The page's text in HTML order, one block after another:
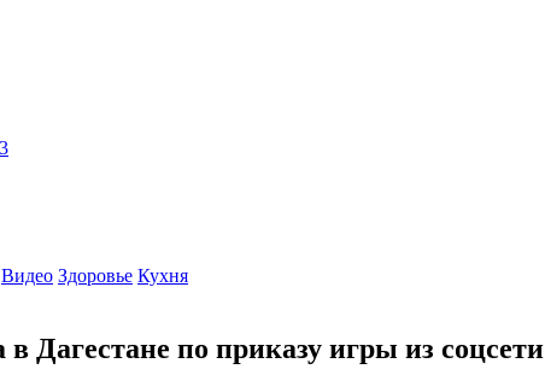
Видео Здоровье Кухня
Дагестане по приказу игры из соцсети